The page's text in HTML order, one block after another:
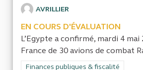
AVRILLIER
EN COURS D'ÉVALUATION
L’Egypte a confirmé, mardi 4 mai
France de 30 avions de combat
Filtrer les résultats de la catégorie :
Finances publiques & fiscalité